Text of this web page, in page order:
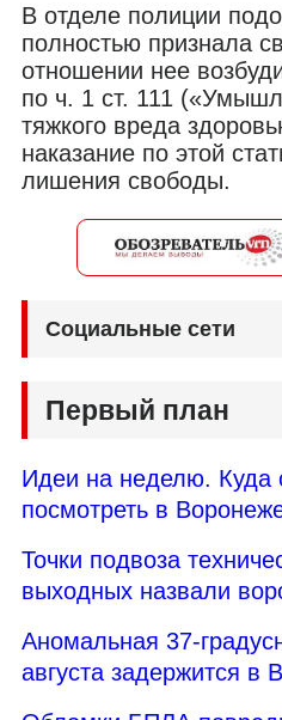
В отделе полиции
полностью признала
отношении нее
по ч. 1 ст. 111
тяжкого вреда
наказание по этой
лишения свободы.
Социальные сети
Первый план
Идеи на неделю. Куда
посмотреть в
Точки подвоза
выходных назвали
Аномальная 37-
августа задержится в